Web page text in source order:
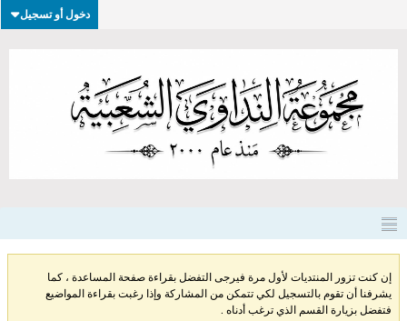
دخول أو تسجيل
إن كنت تزور المنتديات لأول مرة فيرجى التفضل بقراءة صفحة المساعدة ، كما
يشرفنا أن تقوم بالتسجيل لكي تتمكن من المشاركة وإذا رغبت بقراءة المواضيع
فتفضل بزيارة القسم الذي ترغب أدناه .